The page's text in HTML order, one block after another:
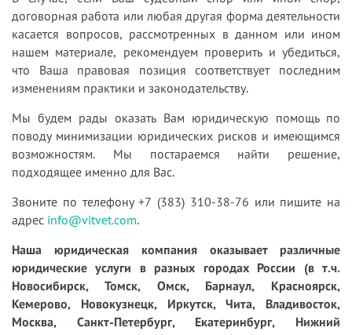
договорная работа или любая другая форма деятельности
касается вопросов, рассмотренных в данном или ином
нашем материале, рекомендуем проверить и убедиться,
что Ваша правовая позиция соответствует последним
изменениям практики и законодательству.
Мы будем рады оказать Вам юридическую помощь по
поводу минимизации юридических рисков и имеющимся
возможностям. Мы постараемся найти решение,
подходящее именно для Вас.
Звоните по телефону +7 (383) 310-38-76 или пишите на
адрес info@vitvet.com.
Наша юридическая компания оказывает различные
юридические услуги в разных городах России (в т.ч.
Новосибирск, Томск, Омск, Барнаул, Красноярск,
Кемерово, Новокузнецк, Иркутск, Чита, Владивосток,
Москва, Санкт-Петербург, Екатеринбург, Нижний